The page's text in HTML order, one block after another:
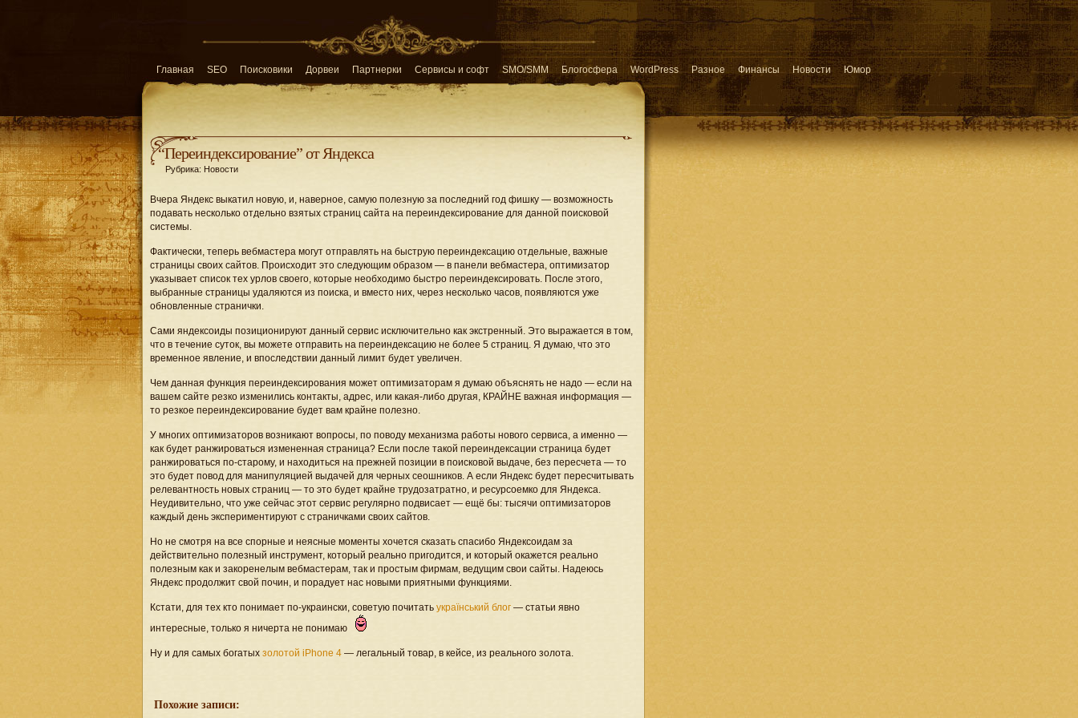
Главная SEO Поисковики Дорвеи Партнерки Сервисы и софт SMO/SMM Блогосфера WordPress Разное Финансы Новости Юмор
“Переиндексирование” от Яндекса
Рубрика: Новости
Вчера Яндекс выкатил новую, и, наверное, самую полезную за последний год фишку — возможность
подавать несколько отдельно взятых страниц сайта на переиндексирование для данной поисковой
системы.
Фактически, теперь вебмастера могут отправлять на быструю переиндексацию отдельные, важные
страницы своих сайтов. Происходит это следующим образом — в панели вебмастера, оптимизатор
указывает список тех урлов своего, которые необходимо быстро переиндексировать. После этого,
выбранные страницы удаляются из поиска, и вместо них, через несколько часов, появляются уже
обновленные странички.
Сами яндексоиды позиционируют данный сервис исключительно как экстренный. Это выражается в том,
что в течение суток, вы можете отправить на переиндексацию не более 5 страниц. Я думаю, что это
временное явление, и впоследствии данный лимит будет увеличен.
Чем данная функция переиндексирования может оптимизаторам я думаю объяснять не надо — если на
вашем сайте резко изменились контакты, адрес, или какая-либо другая, КРАЙНЕ важная информация —
то резкое переиндексирование будет вам крайне полезно.
У многих оптимизаторов возникают вопросы, по поводу механизма работы нового сервиса, а именно —
как будет ранжироваться измененная страница? Если после такой переиндексации cтраница будет
ранжироваться по-старому, и находиться на прежней позиции в поисковой выдаче, без пересчета — то
это будет повод для манипуляцией выдачей для черных сеошников. А если Яндекс будет пересчитывать
релевантность новых страниц — то это будет крайне трудозатратно, и ресурсоемко для Яндекса.
Неудивительно, что уже сейчас этот сервис регулярно подвисает — ещё бы: тысячи оптимизаторов
каждый день экспериментируют с страничками своих сайтов.
Но не смотря на все спорные и неясные моменты хочется сказать спасибо Яндексоидам за
действительно полезный инструмент, который реально пригодится, и который окажется реально
полезным как и закоренелым вебмастерам, так и простым фирмам, ведущим свои сайты. Надеюсь
Яндекс продолжит свой почин, и порадует нас новыми приятными функциями.
Кстати, для тех кто понимает по-украински, советую почитать український блог — статьи явно
интересные, только я ничерта не понимаю
Ну и для самых богатых золотой iPhone 4 — легальный товар, в кейсе, из реального золота.
Похожие записи: